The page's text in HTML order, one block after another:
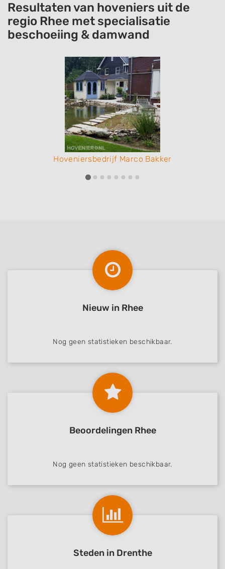
Resultaten van hoveniers uit de
regio Rhee met specialisatie
beschoeiing & damwand
Hoveniersbedrijf Marco Bakker
Nieuw in Rhee
Nog geen statistieken beschikbaar.
Beoordelingen Rhee
Nog geen statistieken beschikbaar.
Steden in Drenthe